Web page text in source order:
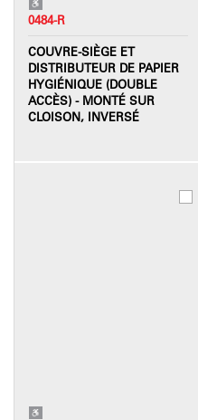
0484-R
COUVRE-SIÈGE ET
DISTRIBUTEUR DE PAPIER
HYGIÉNIQUE (DOUBLE
ACCÈS) - MONTÉ SUR
CLOISON, INVERSÉ